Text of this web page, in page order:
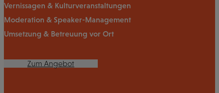
Vernissagen & Kulturveranstaltungen
Moderation & Speaker-Management
Umsetzung & Betreuung vor Ort
Zum Angebot